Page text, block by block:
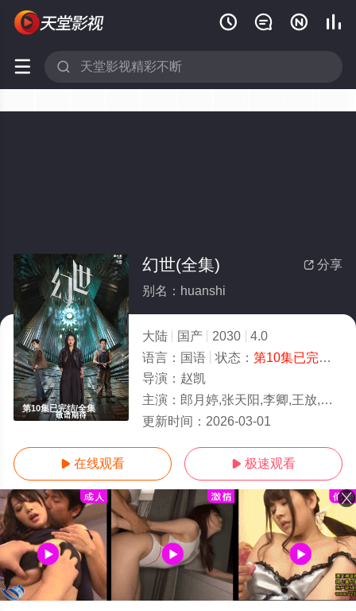
   
 
第10集已完结/全集
 分享
幻世(全集)
别名：huanshi
大陆 国产 2030
4.0
语言： 国语 状态： 第10集已完结
导演： 赵凯
主演： 郎月婷,张天阳,李卿,王放,吴启华,彭杨,孔琳,施羽,赵倩,王艺禅,陈冠甯,许佳琪,刘凯,常荻,钱迪迪,何廖侣匀
更新时间： 2026-03-01
 在线观看  极速观看